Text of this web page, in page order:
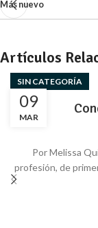
Más nuevo
Artículos
09
MAR
SIN CATEGORÍA
Por Melissa
profesión, de